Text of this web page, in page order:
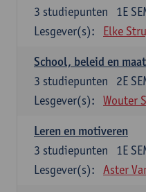
1E
3 studiepunten
Lesgever(s):
Elke
School, beleid en
2E
3 studiepunten
Lesgever(s):
Wouter
Leren en motiveren
1E
3 studiepunten
Lesgever(s):
Aster